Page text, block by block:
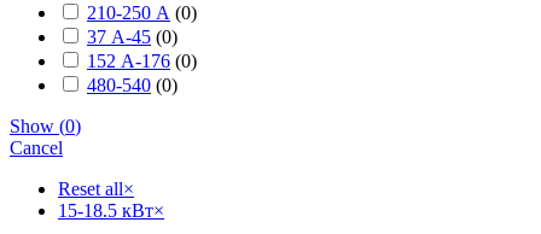
210-250 А (0)
37 А-45 (0)
152 А-176 (0)
480-540 (0)
Show (0)
Cancel
Reset all×
15-18.5 кВт×